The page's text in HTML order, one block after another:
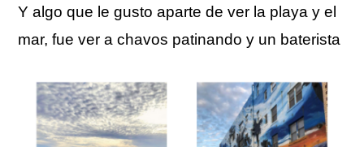
Y algo que le gusto aparte de ver la playa y el
mar, fue ver a chavos patinando y un baterista